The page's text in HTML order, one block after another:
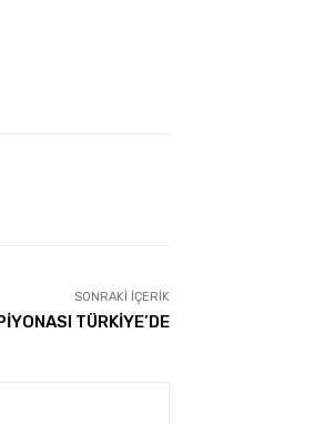
SONRAKI İÇERIK
TÜRKİYE’DE